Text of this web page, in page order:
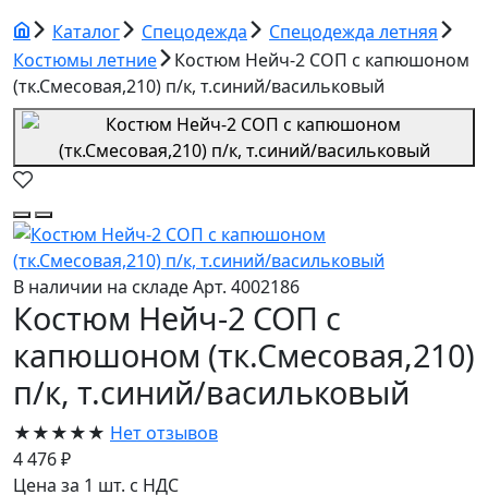
Каталог
Спецодежда
Спецодежда летняя
Костюмы летние
Костюм Нейч-2 СОП с капюшоном
(тк.Смесовая,210) п/к, т.синий/васильковый
В наличии на складеАрт. 4002186
Костюм Нейч-2 СОП с
капюшоном (тк.Смесовая,210)
п/к, т.синий/васильковый
★★★★★ Нет отзывов
4 476 ₽
Цена за 1 шт. с НДС